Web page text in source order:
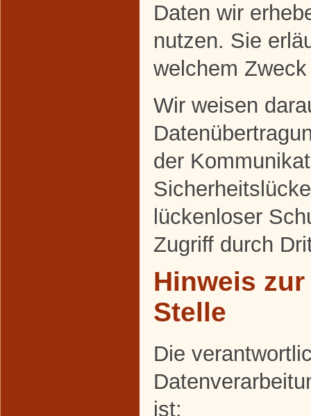
Daten wir
nutzen. Sie
welchem
Wir weisen
der
lückenloser
Zugriff durch
Hinweis
Stelle
Die
ist: